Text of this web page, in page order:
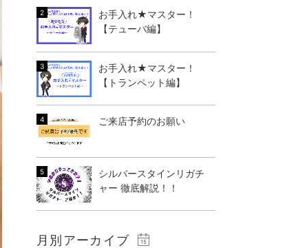
お手入れ★マスター！
【テューバ編】
お手入れ★マスター！
【トランペット編】
ご来店予約のお願い
シルバースタインリガチ
ャー 徹底解説！！
月別アーカイブ